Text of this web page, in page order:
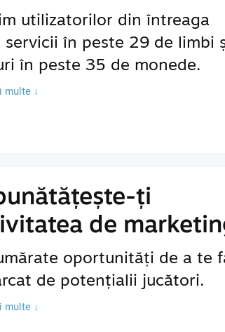
utilizatorilor din întreaga
servicii în peste 29 de limbi
în peste 35 de monede.
multe ↓
ți
de
oportunități de a te
de potențialii jucători.
multe ↓